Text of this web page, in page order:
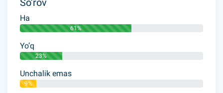
So’rov
Ha
61%
Yo’q
23%
Unchalik emas
9%